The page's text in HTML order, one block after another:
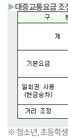
▶대중교통요금 조
※ 청소년, 초등학